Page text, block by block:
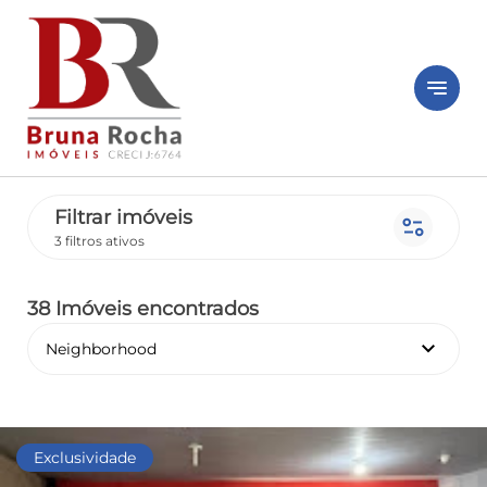
notes
Filtrar imóveis
3 filtros ativos page_info
38 Imóveis encontrados
Neighborhood keyboard_arrow_down
Exclusividade